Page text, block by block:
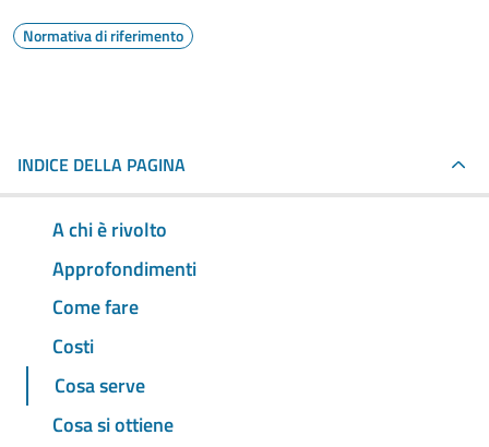
Normativa di riferimento
INDICE DELLA PAGINA
A chi è rivolto
Approfondimenti
Come fare
Costi
Cosa serve
Cosa si ottiene